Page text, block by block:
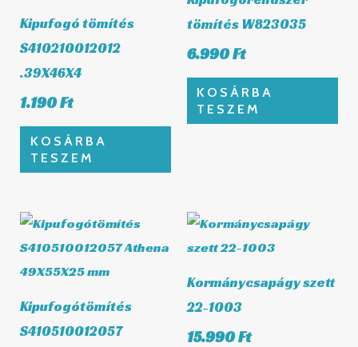
Kipufogó tömítés
S410210012012
.39X46X4
1.190Ft
KOSÁRBA
TESZEM
tömítés W823035
6.990Ft
KOSÁRBA
TESZEM
Kipufogótömítés
S410510012057
Kormánycsapágy szett
22-1003
15.990Ft